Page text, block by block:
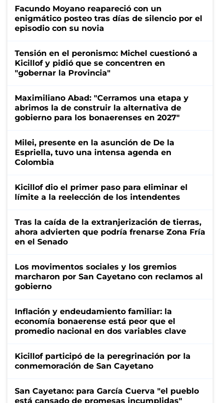
Facundo Moyano reapareció con un
enigmático posteo tras días de silencio por el
episodio con su novia
Tensión en el peronismo: Michel cuestionó a
Kicillof y pidió que se concentren en
"gobernar la Provincia"
Maximiliano Abad: "Cerramos una etapa y
abrimos la de construir la alternativa de
gobierno para los bonaerenses en 2027"
Milei, presente en la asunción de De la
Espriella, tuvo una intensa agenda en
Colombia
Kicillof dio el primer paso para eliminar el
límite a la reelección de los intendentes
Tras la caída de la extranjerización de tierras,
ahora advierten que podría frenarse Zona Fría
en el Senado
Los movimentos sociales y los gremios
marcharon por San Cayetano con reclamos al
gobierno
Inflación y endeudamiento familiar: la
economía bonaerense está peor que el
promedio nacional en dos variables clave
Kicillof participó de la peregrinación por la
conmemoración de San Cayetano
San Cayetano: para García Cuerva "el pueblo
está cansado de promesas incumplidas"